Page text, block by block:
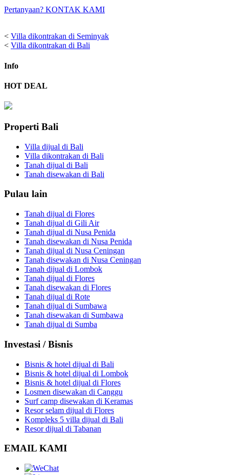
Pertanyaan? KONTAK KAMI
< Villa dikontrakan di Seminyak
< Villa dikontrakan di Bali
Info
HOT DEAL
Properti Bali
Villa dijual di Bali
Villa dikontrakan di Bali
Tanah dijual di Bali
Tanah disewakan di Bali
Pulau lain
Tanah dijual di Flores
Tanah dijual di Gili Air
Tanah dijual di Nusa Penida
Tanah disewakan di Nusa Penida
Tanah dijual di Nusa Ceningan
Tanah disewakan di Nusa Ceningan
Tanah dijual di Lombok
Tanah dijual di Flores
Tanah disewakan di Flores
Tanah dijual di Rote
Tanah dijual di Sumbawa
Tanah disewakan di Sumbawa
Tanah dijual di Sumba
Investasi / Bisnis
Bisnis & hotel dijual di Bali
Bisnis & hotel dijual di Lombok
Bisnis & hotel dijual di Flores
Losmen disewakan di Canggu
Surf camp disewakan di Keramas
Resor selam dijual di Flores
Kompleks 5 villa dijual di Bali
Resor dijual di Tabanan
EMAIL KAMI